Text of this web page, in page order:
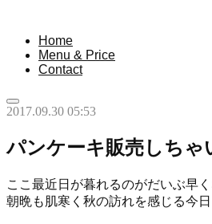
Home
Menu & Price
Contact
2017.09.30 05:53
パンケーキ販売しちゃ
ここ最近日が暮れるのがだいぶ早く
朝晩も肌寒く秋の訪れを感じる今日